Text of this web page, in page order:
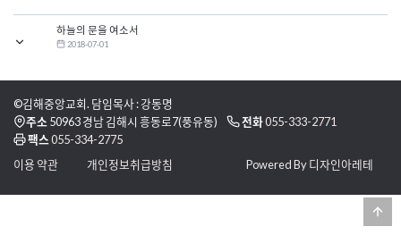
하늘의 문을 여소서
2018-07-01
©김해중앙교회. 담임목사 : 강동명
주소 50963 경남 김해시 흥동로7(풍유동) 전화055-333-2771
팩스 055-334-2775
이용 약관
개인정보취급방침 Powered By 디자인아레테